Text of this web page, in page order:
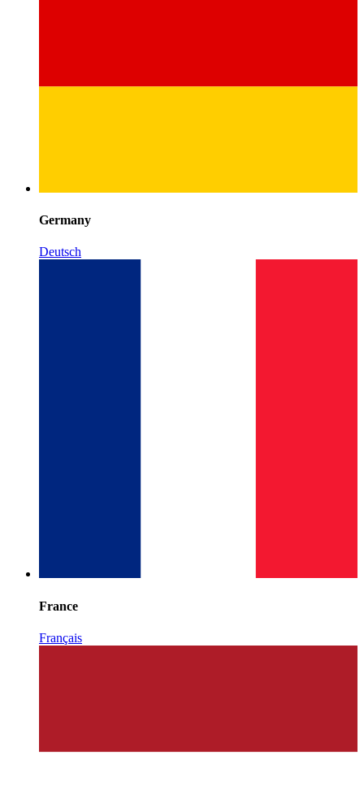
Germany
Deutsch
France
Français